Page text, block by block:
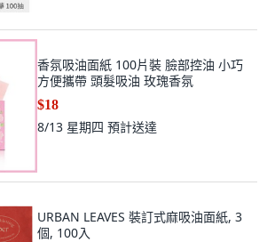
香氛吸油面紙 100片裝 臉部控油 小巧
方便攜帶 頭髮吸油 玫瑰香氛
$18
8/13 星期四 預計送達
URBAN LEAVES 裝訂式麻吸油面紙, 3
個, 100入